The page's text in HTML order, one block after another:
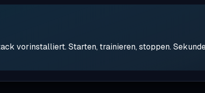
vorinstalliert. Starten, trainieren, stoppen.